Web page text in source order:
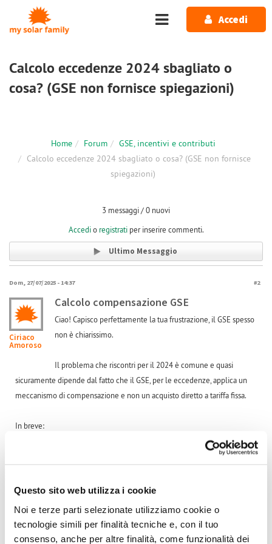
Questo sito web utilizza i cookie
Noi e terze parti selezionate utilizziamo cookie o
tecnologie simili per finalità tecniche e, con il tuo
consenso, anche per altre finalità, come funzionalità dei
Salta al contenuto principale
Accedi
Calcolo eccedenze 2024 sbagliato o
cosa? (GSE non fornisce spiegazioni)
Home Forum
GSE, incentivi e contributi
Calcolo eccedenze 2024 sbagliato o cosa? (GSE non fornisce
spiegazioni)
3 messaggi / 0 nuovi
Accedio registratiper inserire commenti.
Ultimo Messaggio
Dom, 27/07/2025 - 14:37 #2
Ciriaco
Amoroso
Calcolo compensazione GSE
Ciao! Capisco perfettamente la tua frustrazione, il GSE spesso
non è chiarissimo.
Il problema che riscontri per il 2024 è comune e quasi
sicuramente dipende dal fatto che il GSE, per le eccedenze, applica un
meccanismo di compensazione e non un acquisto diretto a tariffa fissa.
In breve:
Anno 2023: Probabilmente avevi dei costi di prelievo dalla rete
significativi che il credito delle eccedenze ha compensato quasi
al valore unitario indicato.
Anno 2024: Hai comunque generato eccedenze e il GSE le valuta, ma se
i tuoi prelievi dalla rete sono stati molto bassi o nulli, la parte del credito